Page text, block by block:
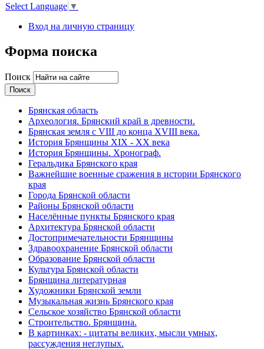
Select Language ▼
Вход на личную страницу
Форма поиска
Поиск
Брянская область
Археология. Брянский край в древности.
Брянская земля с VIII до конца XVIII века.
История Брянщины XIX - XX века
История Брянщины. Хронограф.
Геральдика Брянского края
Важнейшие военные сражения в истории Брянского
края
Города Брянской области
Районы Брянской области
Населённые пункты Брянского края
Архитектура Брянской области
Достопримечательности Брянщины
Здравоохранение Брянской области
Образование Брянской области
Культура Брянской области
Брянщина литературная
Художники Брянской земли
Музыкальная жизнь Брянского края
Сельское хозяйство Брянской области
Строительство. Брянщина.
В картинках: - цитаты великих, мысли умных,
рассуждения неглупых.